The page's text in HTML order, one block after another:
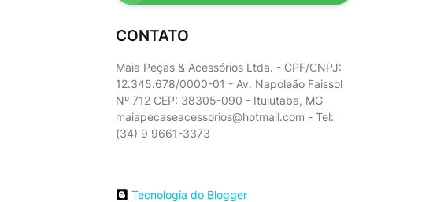
CONTATO
Maia Peças & Acessórios Ltda. - CPF/CNPJ:
12.345.678/0000-01 - Av. Napoleão Faissol
Nº 712 CEP: 38305-090 - Ituiutaba, MG
maiapecaseacessorios@hotmail.com - Tel:
(34) 9 9661-3373
Tecnologia do Blogger